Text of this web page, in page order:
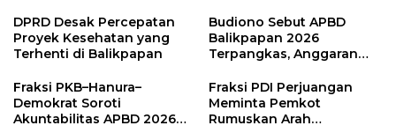
Publik
DPRD Desak Percepatan
Proyek Kesehatan yang
Terhenti di Balikpapan
Budiono Sebut APBD
Balikpapan 2026
Terpangkas, Anggaran
Fraksi PKB–Hanura–
Demokrat Soroti
Akuntabilitas APBD 2026
Fraksi PDI Perjuangan
Meminta Pemkot
Rumuskan Arah